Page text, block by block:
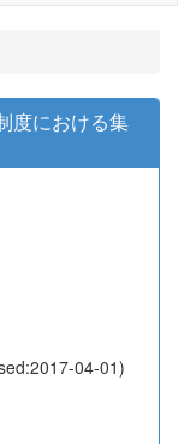
度における集
04-01)